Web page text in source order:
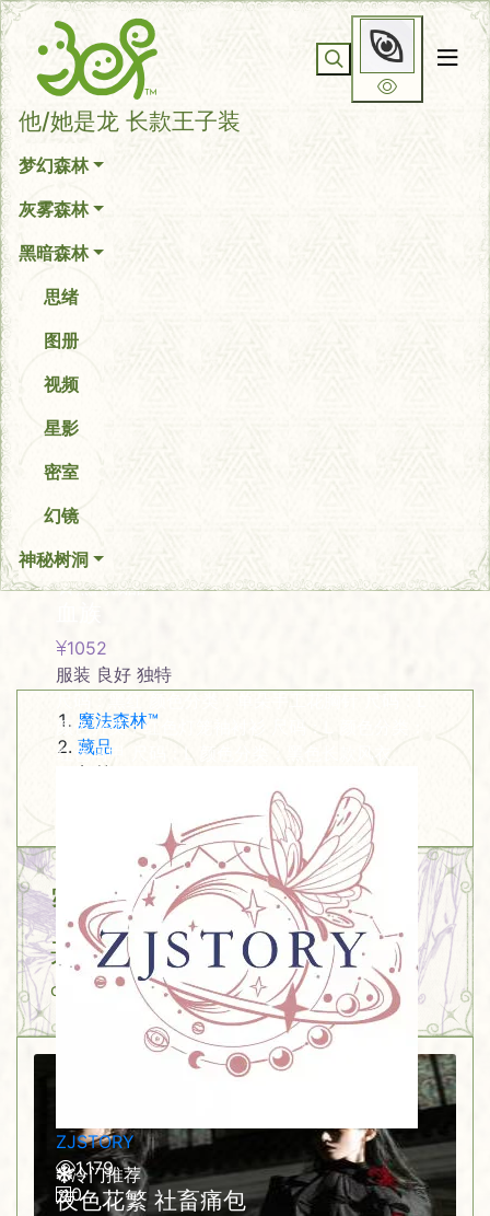
你无法看到我
他/她是龙 长款王子装
梦幻森林
灰雾森林
黑暗森林
思绪
图册
视频
星影
密室
幻镜
神秘树洞
魔法森林™
藏品
标签
密室
共 43件藏品
chamber
热门藏品
1052
服装 良好 独特
颜色分类：红色灯笼袖衬衫 尺码：L 颜色分类：
红色马甲 尺码：L 颜色分类：黑色长款风衣
ZJSTORY
1,179
0
冷门推荐
夜色花繁 社畜痛包